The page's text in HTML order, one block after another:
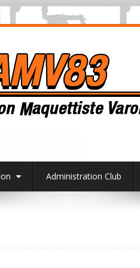
Administration Club